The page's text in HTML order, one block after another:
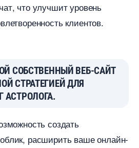
что улучшит уровень
клиентов.
СОБСТВЕННЫЙ ВЕБ-САЙТ
СТРАТЕГИЕЙ ДЛЯ
АСТРОЛОГА.
создать
расширить ваше онлайн-